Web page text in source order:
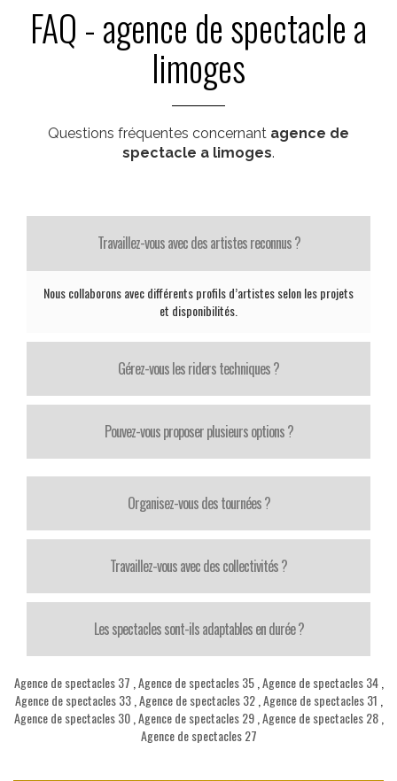
FAQ - agence de spectacle a
limoges
Questions fréquentes concernant agence de
spectacle a limoges.
Travaillez-vous avec des artistes reconnus ?
Nous collaborons avec différents profils d’artistes selon les projets
et disponibilités.
Gérez-vous les riders techniques ?
Pouvez-vous proposer plusieurs options ?
Organisez-vous des tournées ?
Travaillez-vous avec des collectivités ?
Les spectacles sont-ils adaptables en durée ?
Agence de spectacles 37 Agence de spectacles 35, Agence de spectacles 34,
Agence de spectacles 33, Agence de spectacles 32, Agence de spectacles 31
Agence de spectacles 30, Agence de spectacles 29, Agence de spectacles 28,
Agence de spectacles 27